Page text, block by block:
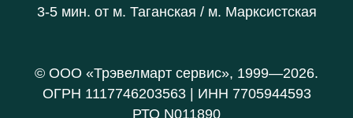
3-5 мин. от м. Таганская / м. Марксистская
© ООО «Трэвелмарт сервис», 1999—2026.
ОГРН 1117746203563 | ИНН 7705944593
РТО N011890